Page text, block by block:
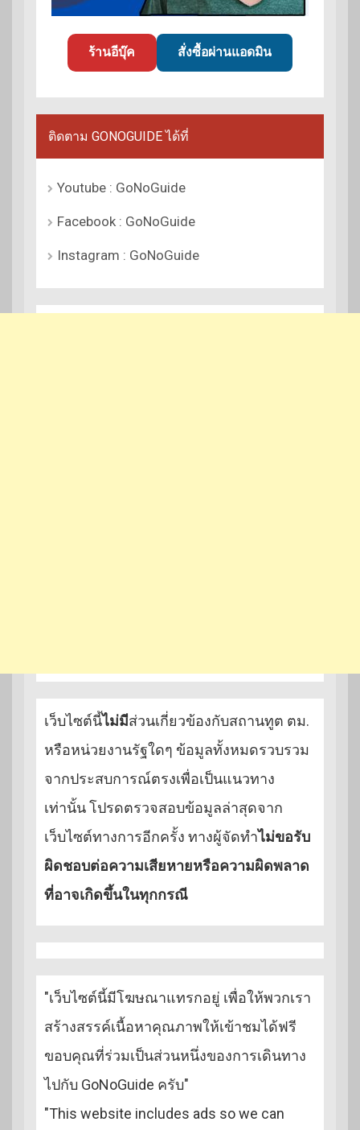
ร้านอีบุ๊ค สั่งซื้อผ่านแอดมิน
ติดตาม GONOGUIDE ได้ที่
Youtube : GoNoGuide
Facebook : GoNoGuide
Instagram : GoNoGuide
เว็บไซต์นี้ไม่มีส่วนเกี่ยวข้องกับสถานทูต ตม.
หรือหน่วยงานรัฐใดๆ ข้อมูลทั้งหมดรวบรวม
จากประสบการณ์ตรงเพื่อเป็นแนวทาง
เท่านั้น โปรดตรวจสอบข้อมูลล่าสุดจาก
เว็บไซต์ทางการอีกครั้ง ทางผู้จัดทำไม่ขอรับ
ผิดชอบต่อความเสียหายหรือความผิดพลาด
ที่อาจเกิดขึ้นในทุกกรณี
"เว็บไซต์นี้มีโฆษณาแทรกอยู่ เพื่อให้พวกเรา
สร้างสรรค์เนื้อหาคุณภาพให้เข้าชมได้ฟรี
ขอบคุณที่ร่วมเป็นส่วนหนึ่งของการเดินทาง
ไปกับ GoNoGuide ครับ"
"This website includes ads so we can